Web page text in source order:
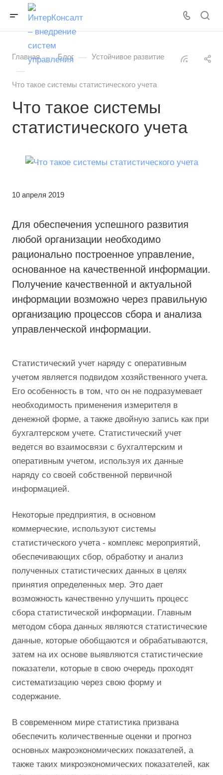
Главная — Блог — Устойчивое развитие
—
Что такое cистемы статистического учета
Что такое cистемы
статистического учета
10 апреля 2019
Для обеспечения успешного развития
любой организации необходимо
рационально построенное управление,
основанное на качественной информации.
Получение качественной и актуальной
информации возможно через правильную
организацию процессов сбора и анализа
управленческой информации.
Статистический учет наряду с оперативным
учетом является подвидом хозяйственного учета.
Его особенность в том, что он не подразумевает
необходимость применения измерителя в
денежной форме, а также двойную запись как при
бухгалтерском учете. Статистический учет
ведется во взаимосвязи с бухгалтерским и
оперативным учетом, используя их данные
наряду со своей собственной первичной
информацией.
Некоторые предприятия, в основном
коммерческие, используют системы
статистического учета - комплекс мероприятий,
обеспечивающих сбор, обработку и анализ
полученных статистических данных в целях
принятия определенных мер. Это дает
возможность качественно улучшить процесс
сбора статистической информации. Главным
методом сбора данных являются статистические
данные, которые обобщаются и обрабатываются,
затем на их основе выявляются статистические
показатели, которые в свою очередь проходят
систематизацию через свою форму и
содержание.
В современном мире статистика призвана
обеспечить количественные оценки и прогноз
основных макроэкономических показателей, а
также таких микроэкономических показателей, как